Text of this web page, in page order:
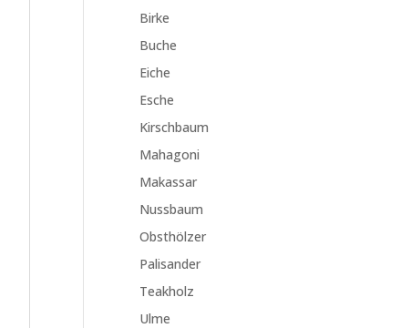
Birke
Buche
Eiche
Esche
Kirschbaum
Mahagoni
Makassar
Nussbaum
Obsthölzer
Palisander
Teakholz
Ulme